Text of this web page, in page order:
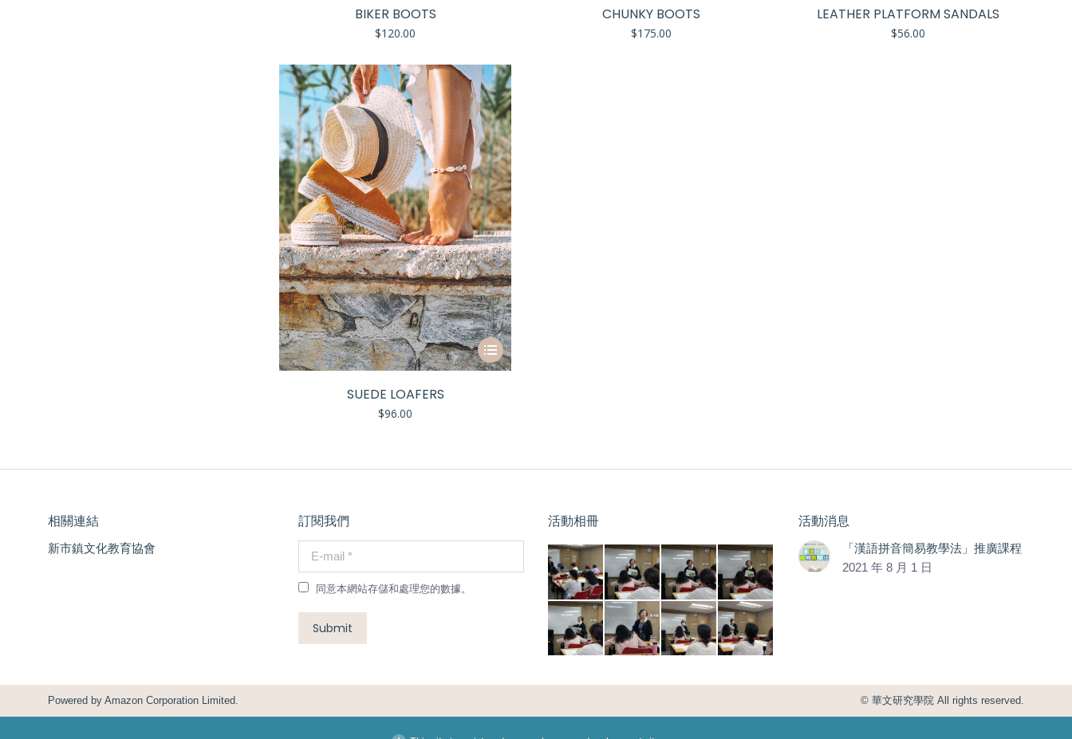
BIKER BOOTS
$120.00
CHUNKY BOOTS
$175.00
LEATHER PLATFORM SANDALS
$56.00
SUEDE LOAFERS
$96.00
相關連結
新市鎮文化教育協會
訂閱我們
同意本網站存儲和處理您的數據。
Submit
活動相冊
活動消息
「漢語拼音簡易教學法」推廣課程
2021 年 8 月 1 日
Powered by Amazon Corporation Limited. © 華文研究學院 All rights reserved.